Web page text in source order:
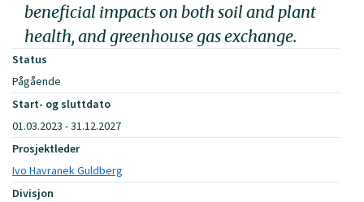
beneficial impacts on both soil and plant
health, and greenhouse gas exchange.
Status
Pågående
Start- og sluttdato
01.03.2023 - 31.12.2027
Prosjektleder
Ivo Havranek Guldberg
Divisjon